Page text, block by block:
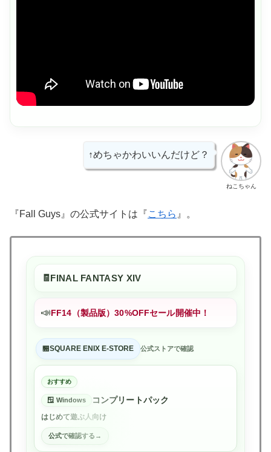
ねこちゃん
↑めちゃかわいいんだけど？
『Fall Guys』の公式サイトは『こちら 』。
FINAL FANTASY XIV
📣FF14（製品版）30%OFFセール開催中！
SQUARE ENIX E-STORE 公式ストアで確認
おすすめ
Windows コンプリートパック
はじめて遊ぶ人向け
公式で確認する